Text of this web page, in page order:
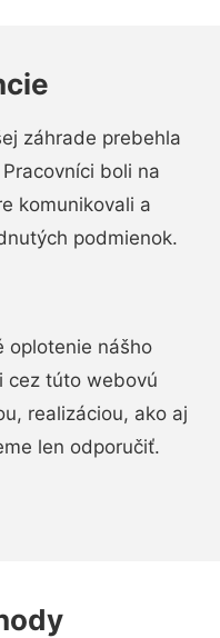
záhrade prebehla
boli na
komunikovali a
podmienok.
oplotenie nášho
cez túto webovú
realizáciou, ako aj
len odporučiť.